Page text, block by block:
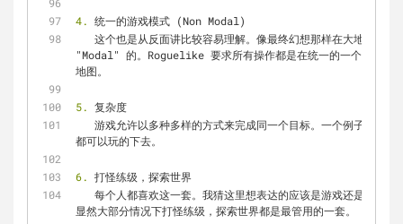
4. 统一的游戏模式 (Non Modal)
"Modal" 的。Roguelike 要求所有操作都是在统一的一个界面上
地图。
5. 复杂度
都可以玩的下去。
6. 打怪练级，探索世界
显然大部分情况下打怪练级，探索世界都是最管用的一套。